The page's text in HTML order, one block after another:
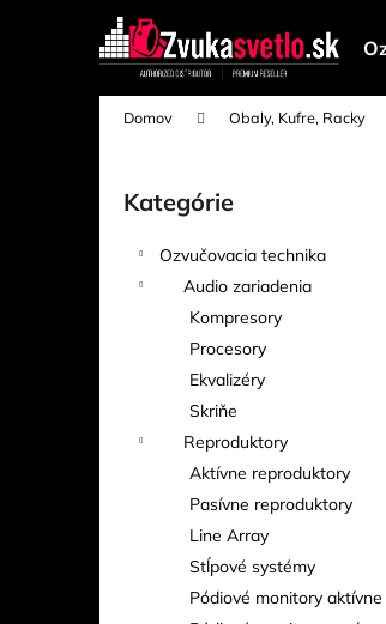
Domov Obaly, Kufre, Racky
Preskočiť
kategórie
Kategórie
Ozvučovacia technika
Audio zariadenia
Kompresory
Procesory
Ekvalizéry
Skriňe
Reproduktory
Aktívne reproduktory
Pasívne reproduktory
Line Array
Stĺpové systémy
Pódiové monitory aktívne
Späť
Späť
EXE RISE D8+ 500 KG –
REŤAZOVÝ KLADKOSTROJ